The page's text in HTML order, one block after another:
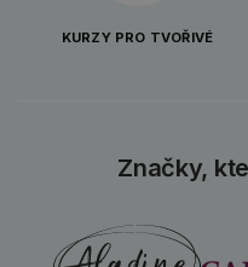
KURZY PRO TVOŘIVÉ
Značky,